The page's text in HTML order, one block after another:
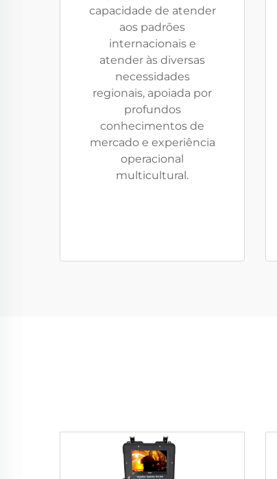
capacidade de atender
aos padrões
internacionais e
atender às diversas
necessidades
regionais, apoiada por
profundos
conhecimentos de
mercado e experiência
operacional
multicultural.